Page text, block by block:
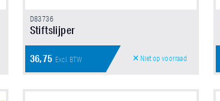
D83736
Stiftslijper
36,75 Excl. BTW Niet op voorraad